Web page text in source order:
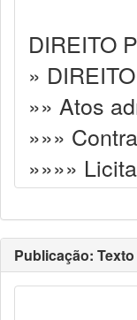
DIREITO
»
»» Atos
»»»
»»»»
Publicação: